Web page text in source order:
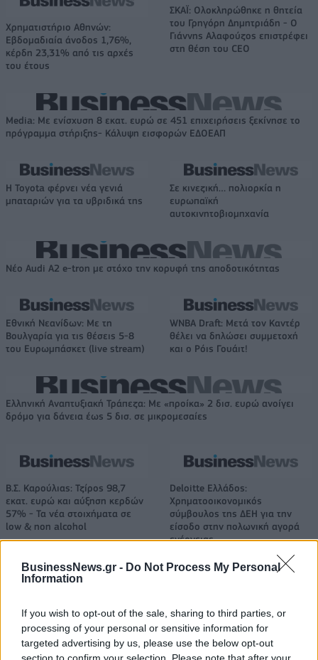
BusinessNews.gr - Do Not Process My Personal
Information
If you wish to opt-out of the sale, sharing to third parties, or
processing of your personal or sensitive information for
targeted advertising by us, please use the below opt-out
Χρηματιστήριο Αθηνών:
Εβδομαδιαία άνοδος 1,76%,
κέρδη 23,31% από τις αρχές
του έτους
ΣΚΑΪ: Ολοκληρώθηκε η θητεία
του Γρηγόρη Δημητριάδη - Ο
Γιάννης Αλαφούζος επιστρέφει
στη θέση του CEO
Media: Με ενίσχυση 8 εκατ. ευρώ σε 451 επιχειρήσεις ξεκίνησε το
πρόγραμμα στήριξης- Κάλυψη εισφορών ΕΔΟΕΑΠ
Η Toyota φέρνει νέα γενιά
μπαταριών για τα υβριδικά της
Σε κινεζική… πολιορκία η
ευρωπαϊκή
αυτοκινητοβιομηχανία
Νέο Audi A2 e-tron με στόχο την κορυφή της αποδοτικότητας
Εθνική Νεανίδων: Με τη
Βουλγαρία για τις θέσεις 5-8
του Ευρωμπάσκετ (live stream)
WNBA Draft: Μετά τον Καντέρ
θέλει να δηλώσει συμμετοχή
και ο Ρόις Γουάιτ!
Ελληνική Αναπτυξιακή Τράπεζα: Με «προίκα» 2 δισ. ευρώ ανοίγει
δρόμο για δάνεια έως 5 δισ. σε μικρομεσαίες
Β.Σ. Καρούλιας: Τζίρος 98,7
εκατ. ευρώ και αύξηση κερδών
57% - Τα νέα στοιχήματα σε
low & non alcohol
Deloitte Ελλάδος:
Χρηματοοικονομικός
σύμβουλος της ΔΕΗ για την
είσοδο στην πολωνική αγορά
ενέργειας
Το FIAT 500 Hybrid τώρα από
Ατρόμητος και Novibet